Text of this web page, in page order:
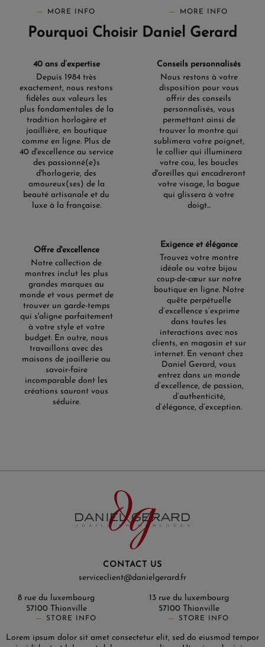
MORE INFO MORE INFO
Pourquoi Choisir Daniel Gerard
40 ans d’expertise
Depuis 1984 très
exactement, nous restons
fidèles aux valeurs les
plus fondamentales de la
tradition horlogère et
joaillière, en boutique
comme en ligne. Plus de
40 d'excellence au service
des passionné(e)s
d'horlogerie, des
amoureux(ses) de la
beauté artisanale et du
luxe à la française.
Conseils personnalisés
Nous restons à votre
disposition pour vous
offrir des conseils
personnalisés, vous
permettant ainsi de
trouver la montre qui
sublimera votre poignet,
le collier qui illuminera
votre cou, les boucles
d'oreilles qui encadreront
votre visage, la bague
qui glissera à votre
doigt...
Offre d'excellence
Notre collection de
montres inclut les plus
grandes marques au
monde et vous permet de
trouver un garde-temps
qui s'aligne parfaitement
à votre style et votre
budget. En outre, nous
travaillons avec des
maisons de joaillerie au
savoir-faire
incomparable dont les
créations sauront vous
séduire.
Exigence et élégance
Trouvez votre montre
idéale ou votre bijou
coup-de-cœur sur notre
boutique en ligne. Notre
quête perpétuelle
d’excellence s’exprime
dans toutes les
interactions avec nos
clients, en magasin et sur
internet. En venant chez
Daniel Gerard, vous
entrez dans un monde
d’excellence, de passion,
d’authenticité,
d’élégance, d’exception.
CONTACT US
serviceclient@danielgerard.fr
8 rue du luxembourg
57100 Thionville
STORE INFO
13 rue du luxembourg
57100 Thionville
STORE INFO
Lorem ipsum dolor sit amet consectetur elit, sed do eiusmod tempor